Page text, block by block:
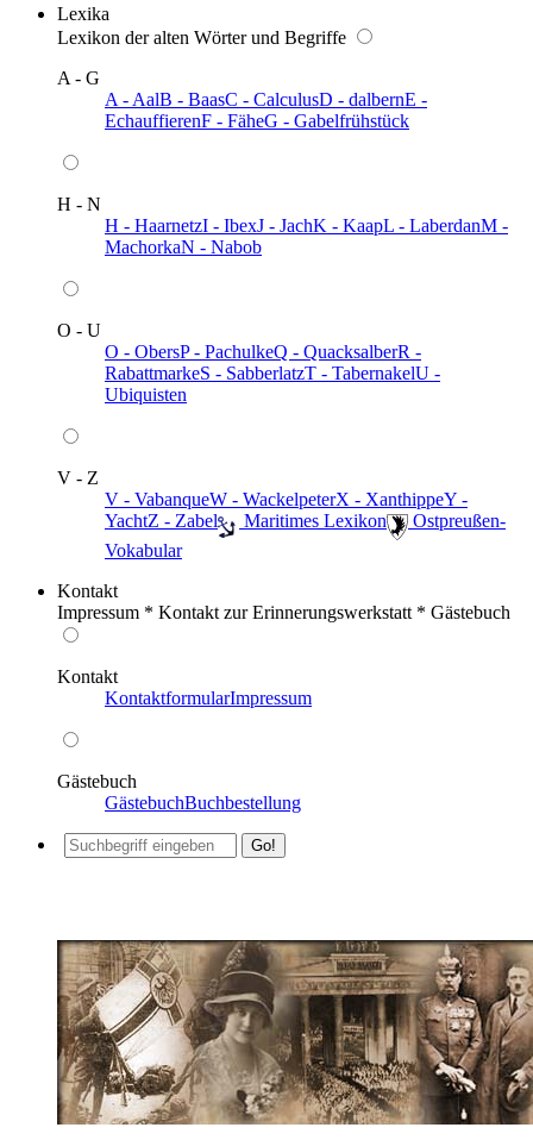
Lexika
Lexikon der alten Wörter und Begriffe
A - G
A - AalB - BaasC - CalculusD - dalbernE -
EchauffierenF - FäheG - Gabelfrühstück
H - N
H - HaarnetzI - IbexJ - JachK - KaapL - LaberdanM -
MachorkaN - Nabob
O - U
O - ObersP - PachulkeQ - QuacksalberR -
RabattmarkeS - SabberlatzT - TabernakelU -
Ubiquisten
V - Z
V - VabanqueW - WackelpeterX - XanthippeY -
YachtZ - Zabel ️ Maritimes Lexikon
️ Ostpreußen-
Vokabular
Kontakt
Impressum * Kontakt zur Erinnerungswerkstatt * Gästebuch
Kontakt
KontaktformularImpressum
Gästebuch
GästebuchBuchbestellung